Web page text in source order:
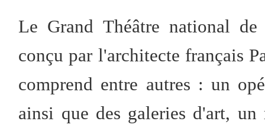
Le Grand Théâtre national
conçu par l'architecte français
comprend entre autres : un
ainsi que des galeries d'art,